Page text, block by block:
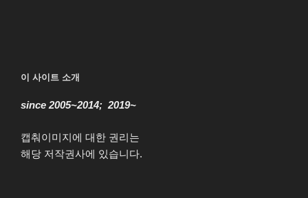
이 사이트 소개
since 2005~2014; 2019~
캡춰이미지에 대한 권리는
해당 저작권사에 있습니다.